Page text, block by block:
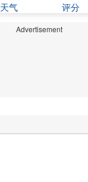
天气 评分
Advertisement